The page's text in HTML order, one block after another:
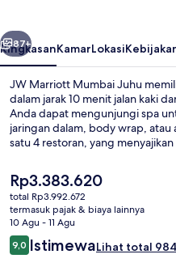
Berikutnya
87+
RingkasanKamarLokasi
JW Marriott Mumbai Juhu
dalam jarak 10 menit jalan kaki
Anda dapat mengunjungi spa
jaringan dalam, body wrap, atau
satu 4 restoran, yang
Keunggulan lain di resor mewah
outdoor, bar tepi kolam renang,
traveler menyukai staf.
Harga
saat
ini
Rp3.383.620
Rp3.383.620
total Rp3.992.672
termasuk pajak & biaya lainnya
10 Agu - 11 Agu
Ulasan
9,09,0 dari 10
IstimewaLihat total